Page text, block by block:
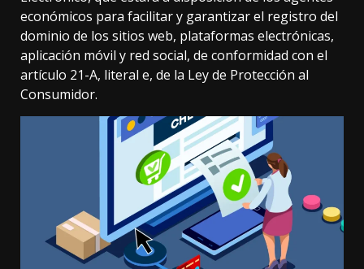
económicos para facilitar y garantizar el registro del
dominio de los sitios web, plataformas electrónicas,
aplicación móvil y red social, de conformidad con el
artículo 21-A, literal e, de la Ley de Protección al
Consumidor.